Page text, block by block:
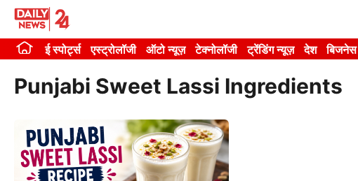
Skip
contentई स्पोर्ट्स एस्ट्रोलॉजी ऑटो न्यूज़ टेक्नोलॉजी ट्रेंडिंग न्यूज़ देश बिजनेस
Punjabi Sweet Lassi Ingredients